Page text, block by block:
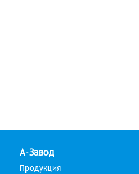
А-Завод
Продукция